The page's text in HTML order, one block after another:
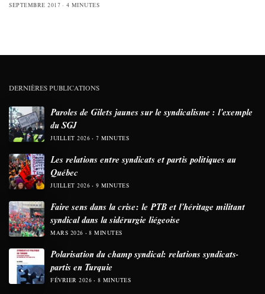
SEPTEMBRE 2017 4 MINUTES
DERNIÈRES PUBLICATIONS
Paroles de Gilets jaunes sur le syndicalisme : l’exemple
du SGJ
JUILLET 2026 7 MINUTES
Les relations entre syndicats et partis politiques au
Québec
JUILLET 2026 9 MINUTES
Faire sens dans la crise: le PTB et l’héritage militant
syndical dans la sidérurgie liégeoise
MARS 2026 8 MINUTES
Polarisation du champ syndical: relations syndicats-
partis en Turquie
FÉVRIER 2026 8 MINUTES